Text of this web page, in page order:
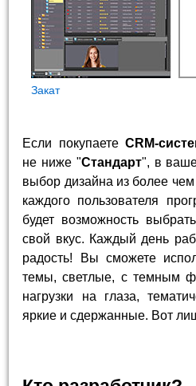
Закат
Если покупаете CRM-
не ниже "Стандарт", в
выбор дизайна из более чем
каждого пользователя
будет возможность
свой вкус. Каждый день
радость! Вы сможете
темы, светлые, с темным
нагрузки на глаза,
яркие и сдержанные. Вот